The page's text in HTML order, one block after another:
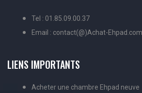
Tel : 01.85.09.00.37
Email : contact(@)Achat-Ehpad.com
LIENS IMPORTANTS
Acheter une chambre Ehpad neuve